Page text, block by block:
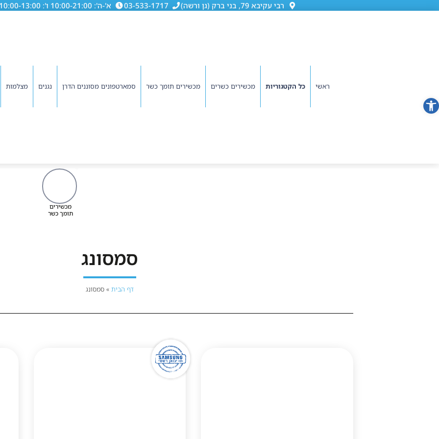
רבי עקיבא 79, בני ברק (גן ורשה) 03-533-1717 א'-ה': 10:00-21:00 ו': 10:00-13:00
ראשי כל הקטגוריות מכשירים כשרים מכשירים תומך כשר סמארטפונים מסוננים הדרן נגנים מצלמות
מכשירים
תומך כשר
סמסונג
דף הבית » סמסונג
פתח סרגל נגישות